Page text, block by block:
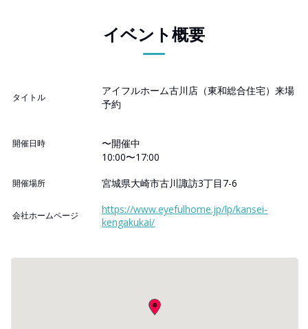
イベント概要
タイトル
アイフルホーム古川店（東和総合住宅）来場
予約
開催日時
〜開催中
10:00〜17:00
開催場所 宮城県大崎市古川諏訪3丁目7-6
会社ホームページ
https://www.eyefulhome.jp/lp/kansei-
kengakukai/